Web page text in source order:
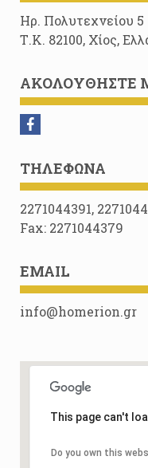
Ηρ. Πολυτεχνείου 5
Τ.Κ. 82100, Χίος,
ΑΚΟΛΟΥΘΉΣΤΕ
ΤΗΛΈΦΩΝΑ
2271044391,
Fax: 2271044379
EMAIL
info@homerion.gr
This page can't
Do you own this